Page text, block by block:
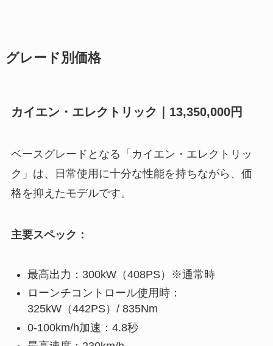
グレード別価格
カイエン・エレクトリック｜13,350,000円
ベースグレードとなる「カイエン・エレクトリッ
ク」は、日常使用に十分な性能を持ちながら、価
格を抑えたモデルです。
主要スペック：
最高出力：300kW（408PS）※通常時
ローンチコントロール使用時：
325kW（442PS）/ 835Nm
0-100km/h加速：4.8秒